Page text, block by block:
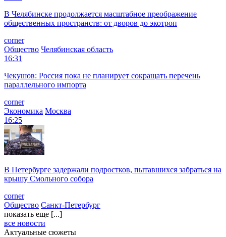
В Челябинске продолжается масштабное преображение
общественных пространств: от дворов до экотроп
corner
Общество Челябинская область
16:31
Чекушов: Россия пока не планирует сокращать перечень
параллельного импорта
corner
Экономика Москва
16:25
В Петербурге задержали подростков, пытавшихся забраться на
крышу Смольного собора
corner
Общество Санкт-Петербург
показать еще [...]
все новости
Актуальные сюжеты